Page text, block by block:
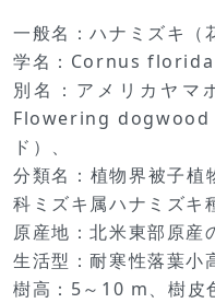
一般名：ハナミズキ（
学名：Cornus florida
別名：アメリカヤマ
Flowering dogwood
ド）、
分類名：植物界被子植
科ミズキ属ハナミズキ
原産地：北米東部原産
生活型：耐寒性落葉小
樹高：5～10 m、樹皮